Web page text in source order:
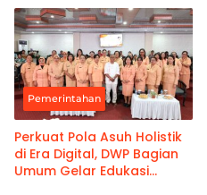
Pemerintahan
Perkuat Pola Asuh Holistik
di Era Digital, DWP Bagian
Umum Gelar Edukasi